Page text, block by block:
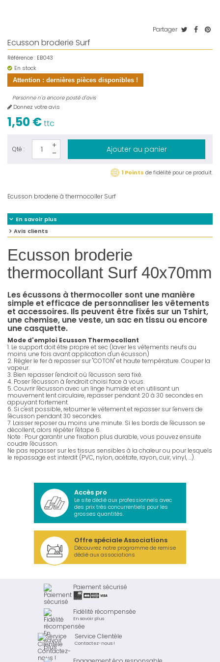
Partager
Ecusson broderie Surf
Référence : EB043
En stock
Attention : dernières pièces disponibles !
Personne n'a encore posté d'avis
Donnez votre avis
1,50 €ttc
Qté : Ajouter au panier
1 Points de fidélité pour ce produit.
Ecusson broderie à thermocoller Surf
En savoir plus
Avis clients
Ecusson broderie
thermocollant Surf 40x70mm
Les écussons à thermocoller sont une manière
simple et efficace de personnaliser les vêtements
et accessoires. Ils peuvent être fixés sur un Tshirt,
une chemise, une veste, un sac en tissu ou encore
une casquette.
Mode d'emploi Ecusson Thermocollant
1. Le support doit être propre et sec (laver les vêtements neufs au
moins une fois avant application d'un écusson)
2. Régler le fer à repasser sur "COTON" et haute température. Couper la
vapeur.
3. Bien repasser l'endroit où l'écusson sera fixé.
4. Poser l'écusson à l'endroit choisi face à vous.
5. Couvrir l'écusson avec un linge humide et en utilisant un
mouvement lent circulaire, repasser pendant 20 à 30 secondes en
appuyant fortement.
6. Si c'est possible, retourner le vêtement et repasser sur l'envers de
l'écusson pendant 30 secondes.
7. Laisser reposer au moins une minute. Si les bords de l'écusson se
décollent, alors répéter l'étape 6.
Note : Pour garantir une fixation plus durable, vous pouvez ensuite
coudre l'écusson.
Ne pas repasser sur les tissus sensibles à la chaleur ou pour lesquels
le repassage est interdit (PVC, nylon, acétate, rayon, cuir, vinyl, ...).
Accès pro
Le site dédié aux professionnels avec
des prix très concurrentiels pour les
grosses quantités.
Offre spéciale Associations
Découvrez notre programme de remise
dédié aux associations
Paiement sécurisé
Fidélité récompensée
En savoir plus
Service Clientèle
Contactez-nous !